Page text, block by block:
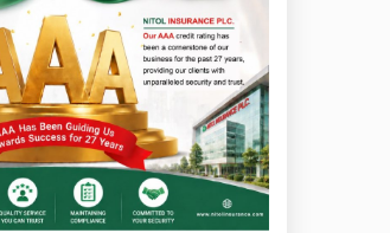
চ্যানেল আইয়ের ‘আমরাই
বাংলাদেশ’ টকশোতে সাইফুল
ইসলাম সোহেল ও চিত্রনায়ক ডিএ
তায়েব
টাঙ্গাইলে নিহত বাস মালিকদের
পরিবারকে অনুদান ও সম্মাননা
প্রদান